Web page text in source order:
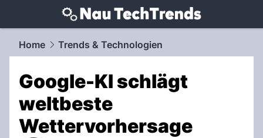
techtrends.NAU.ch
Home Trends & Technologien
Google-KI schlägt
weltbeste
Wettervorhersage